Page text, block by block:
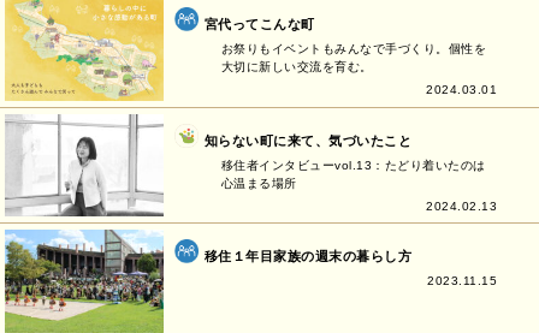
宮代ってこんな町
お祭りもイベントもみんなで手づくり。個性を
大切に新しい交流を育む。
2024.03.01
知らない町に来て、気づいたこと
移住者インタビューvol.13：たどり着いたのは
心温まる場所
2024.02.13
移住１年目家族の週末の暮らし方
2023.11.15